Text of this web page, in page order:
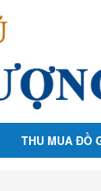
THU MUA ĐỒ